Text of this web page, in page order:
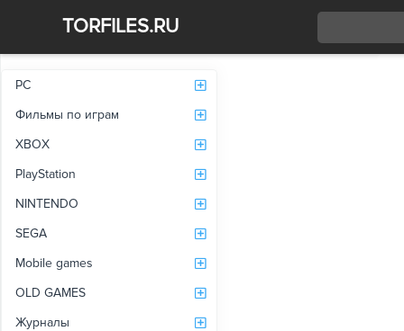
TORFILES.RU
PC
Фильмы по играм
XBOX
PlayStation
NINTENDO
SEGA
Mobile games
OLD GAMES
Журналы